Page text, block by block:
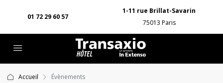
01 72 29 60 57
1-11 rue Brillat-Savarin
75013 Paris
Accueil Évènements